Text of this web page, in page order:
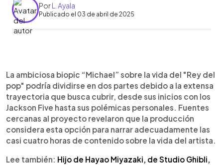
PorL. Ayala
Publicado el 03 de abril de 2025
► Escuchar artículo
La ambiciosa biopic “Michael” sobre la vida del "Rey del
pop" podría dividirse en dos partes debido a la extensa
trayectoria que busca cubrir, desde sus inicios con los
Jackson Five hasta sus polémicas personales. Fuentes
cercanas al proyecto revelaron que la producción
considera esta opción para narrar adecuadamente las
casi cuatro horas de contenido sobre la vida del artista.
Lee también: Hijo de Hayao Miyazaki, de Studio Ghibli,